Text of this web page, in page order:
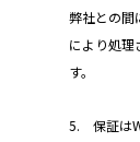
弊社との間
により処理
す。
5. 保証は